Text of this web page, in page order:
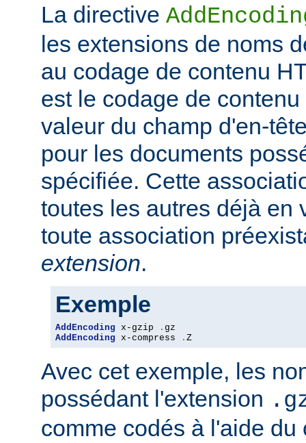
La directive
les extensions de noms
au codage de contenu
est le codage de
valeur du champ d'en-
pour les documents
spécifiée. Cette
toutes les autres déjà en
toute association
extension.
Exemple
AddEncoding x-gzip .
AddEncoding x-compress . Z
Avec cet exemple, les
possédant l'extension
comme codés à l'aide